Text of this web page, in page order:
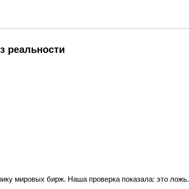
реальности
мировых бирж. Наша проверка показала: это ложь.